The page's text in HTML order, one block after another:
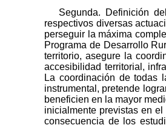
Segunda. Definición
respectivos diversas
perseguir la máxima
Programa de Desarrollo
territorio, asegure la
accesibilidad territorial,
La coordinación de todas
instrumental, pretende
beneficien en la mayor
inicialmente previstas en
consecuencia de los